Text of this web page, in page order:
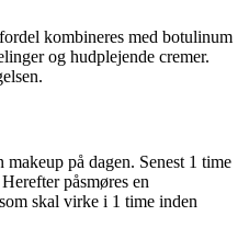
kombineres med botulinum
og hudplejende cremer.
på dagen. Senest 1 time
påsmøres en
skal virke i 1 time inden